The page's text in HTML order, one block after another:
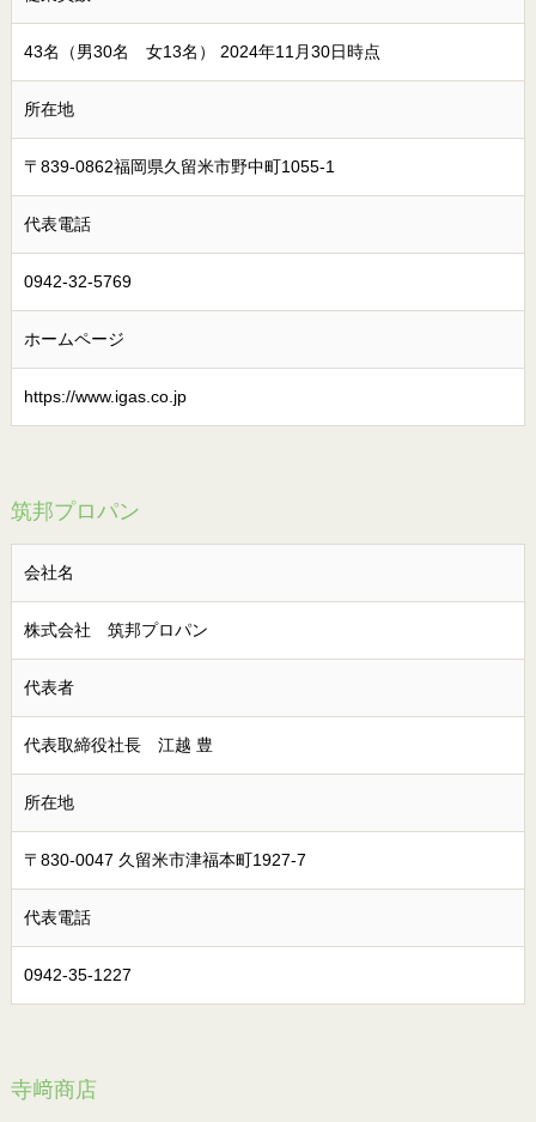
43名（男30名 女13名） 2024年11月30日時点
所在地
〒839-0862福岡県久留米市野中町1055-1
代表電話
0942-32-5769
ホームページ
https://www.igas.co.jp
筑邦プロパン
会社名
株式会社 筑邦プロパン
代表者
代表取締役社長 江越 豊
所在地
〒830-0047 久留米市津福本町1927-7
代表電話
0942-35-1227
寺﨑商店